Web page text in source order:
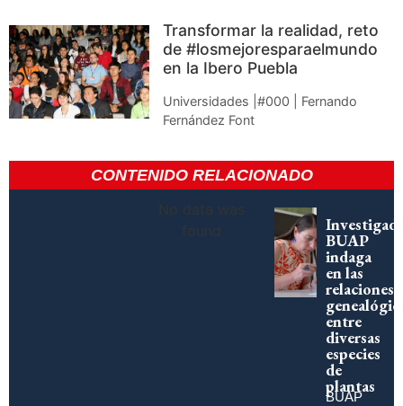
Transformar la realidad, reto
de #losmejoresparaelmundo
en la Ibero Puebla
Universidades |#000 | Fernando
Fernández Font
CONTENIDO RELACIONADO
No data was
found
BUAP
indaga
en las
relaciones
entre
diversas
especies
de
plantas
BUAP